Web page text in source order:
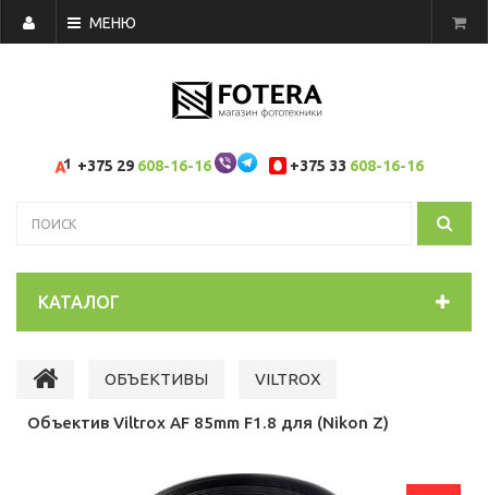
МЕНЮ
+375 29 608-16-16 +375 33 608-16-16
КАТАЛОГ
ОБЪЕКТИВЫ VILTROX
Объектив Viltrox AF 85mm F1.8 для (Nikon Z)